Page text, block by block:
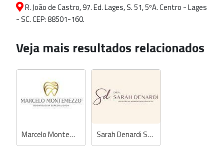
R. João de Castro, 97. Ed. Lages, S. 51, 5ºA. Centro - Lages
- SC. CEP: 88501-160.
Veja mais resultados relacionados
Marcelo Montemezzo - Dentista Sarah Denardi Scheffer - Dentista